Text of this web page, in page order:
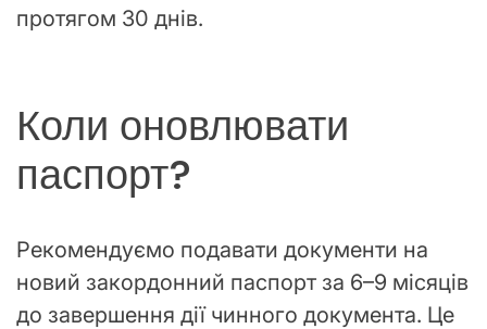
протягом 30 днів.
Коли оновлювати
паспорт?
Рекомендуємо подавати документи на
новий закордонний паспорт за 6–9 місяців
до завершення дії чинного документа. Це